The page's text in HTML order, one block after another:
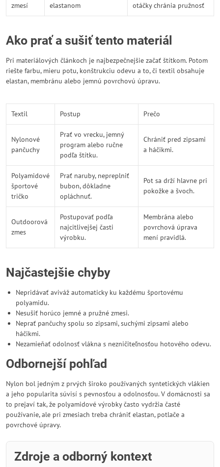
zmesí
elastanom
otáčky chránia pružnosť
Ako prať a sušiť tento materiál
Pri materiálových článkoch je najbezpečnejšie začať štítkom. Potom
riešte farbu, mieru potu, konštrukciu odevu a to, či textil obsahuje
elastan, membránu alebo jemnú povrchovú úpravu.
Textil Postup Prečo
Nylonové
pančuchy
Prať vo vrecku, jemný
program alebo ručne
podľa štítku.
Chrániť pred zipsami
a háčikmi.
Polyamidové
športové
tričko
Prať naruby, nepreplniť
bubon, dôkladne
opláchnuť.
Pot sa drží hlavne pri
pokožke a švoch.
Outdoorová
zmes
Postupovať podľa
najcitlivejšej časti
výrobku.
Membrána alebo
povrchová úprava
mení pravidlá.
Najčastejšie chyby
Nepridávať aviváž automaticky ku každému športovému
polyamidu.
Nesušiť horúco jemné a pružné zmesi.
Neprať pančuchy spolu so zipsami, suchými zipsami alebo
háčikmi.
Nezamieňať odolnosť vlákna s nezničiteľnosťou hotového odevu.
Odbornejší pohľad
Nylon bol jedným z prvých široko používaných syntetických vlákien
a jeho popularita súvisí s pevnosťou a odolnosťou. V domácnosti sa
to prejaví tak, že polyamidové výrobky často vydržia časté
používanie, ale pri zmesiach treba chrániť elastan, potlače a
povrchové úpravy.
Zdroje a odborný kontext